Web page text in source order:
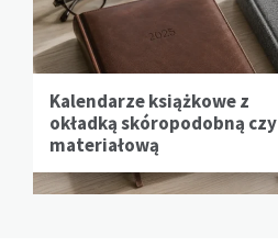
Kalendarze książkowe z
okładką skóropodobną czy
materiałową